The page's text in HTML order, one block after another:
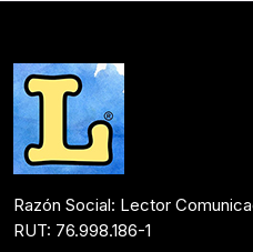
Razón Social: Lector
RUT: 76.998.186-1